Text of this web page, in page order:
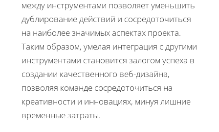
между инструментами позволяет уменьшить
дублирование действий и сосредоточиться
на наиболее значимых аспектах проекта.
Таким образом, умелая интеграция с другими
инструментами становится залогом успеха в
создании качественного веб-дизайна,
позволяя команде сосредоточиться на
креативности и инновациях, минуя лишние
временные затраты.